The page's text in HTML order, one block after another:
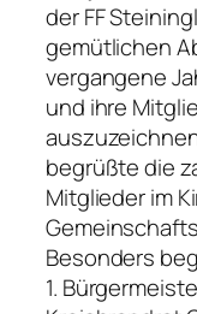
der FF
gemütlichen
vergangene
und ihre
begrüßte die
Mitglieder im
Besonders
1.